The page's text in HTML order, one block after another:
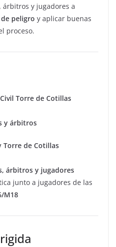
y jugadores a
peligro y aplicar buenas
proceso.
Torre de Cotillas
y árbitros
Torre de Cotillas
árbitros y jugadores
junto a jugadores de las
M18